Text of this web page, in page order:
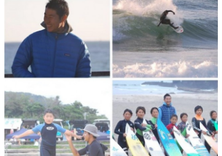
ライター/寄稿メディア
Core Surf Japan
Naoya Kimoto
mitsuteru Kamio
Yasunari Inoue
メディア
SURFMEDIA
Colors MAGAZINE
波伝説アンバサダー/プロライダー
福島寿実子
波伝説スタッフ